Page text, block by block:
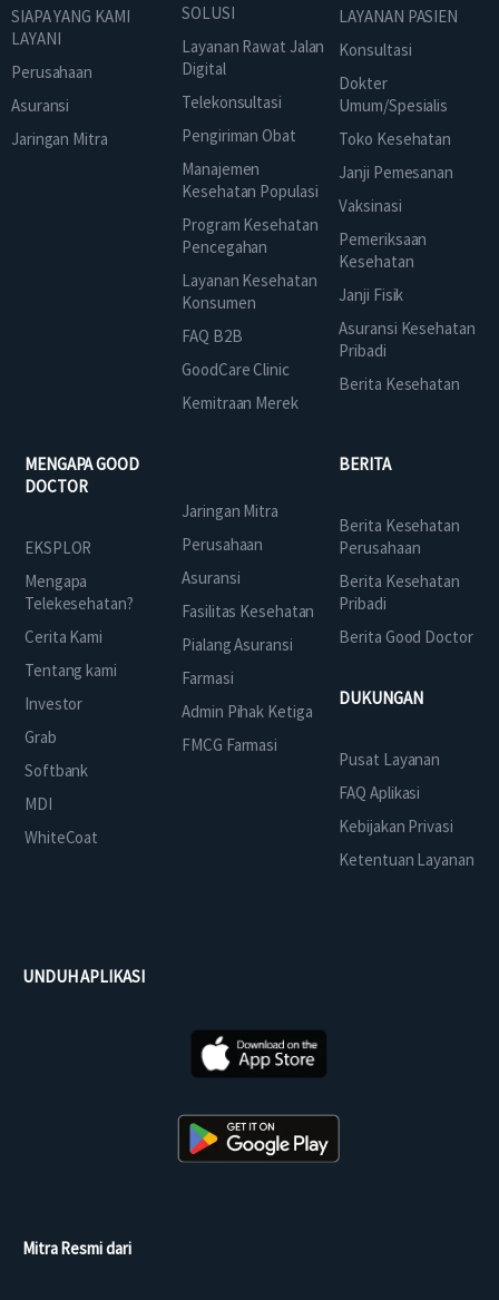
SIAPA YANG KAMI
LAYANI
Perusahaan
Asuransi
Jaringan Mitra
SOLUSI
Layanan Rawat Jalan
Digital
Telekonsultasi
Pengiriman Obat
Manajemen
Kesehatan Populasi
Program Kesehatan
Pencegahan
Layanan Kesehatan
Konsumen
FAQ B2B
GoodCare Clinic
Kemitraan Merek
LAYANAN PASIEN
Konsultasi
Dokter
Umum/Spesialis
Toko Kesehatan
Janji Pemesanan
Vaksinasi
Pemeriksaan
Kesehatan
Janji Fisik
Asuransi Kesehatan
Pribadi
Berita Kesehatan
MENGAPA GOOD
DOCTOR
EKSPLOR
Mengapa
Telekesehatan?
Cerita Kami
Tentang kami
Investor
Grab
Softbank
MDI
WhiteCoat
Jaringan Mitra
Perusahaan
Asuransi
Fasilitas Kesehatan
Pialang Asuransi
Farmasi
Admin Pihak Ketiga
FMCG Farmasi
BERITA
Berita Kesehatan
Perusahaan
Berita Kesehatan
Pribadi
Berita Good Doctor
DUKUNGAN
Pusat Layanan
FAQ Aplikasi
Kebijakan Privasi
Ketentuan Layanan
UNDUH APLIKASI
Mitra Resmi dari